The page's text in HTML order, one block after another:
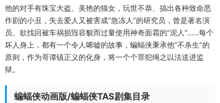
他的对手有珠宝大盗、美艳的猫女，玩世不恭、搞出各种致命恶
作剧的小丑，失去爱人又被害成“急冻人”的研究员，曾是著名演
员、欲找回被车祸损毁容貌而过量使用神奇面霜的“泥人”……每个
坏人身上，都有一个令人唏嘘的故事，蝙蝠侠秉承他“不杀生”的
原则，作为哥谭镇正义的化身，将一个个罪犯绳之以法送进监
狱。
蝙蝠侠动画版/蝙蝠侠TAS剧集目录